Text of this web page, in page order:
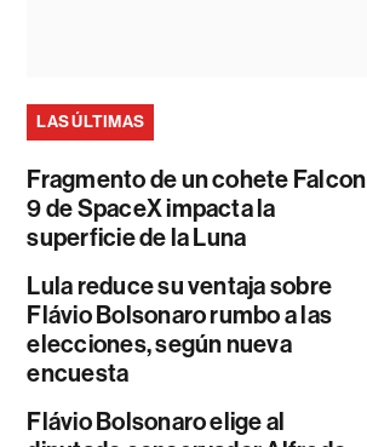
LAS ÚLTIMAS
Fragmento de un cohete Falcon
9 de SpaceX impacta la
superficie de la Luna
Lula reduce su ventaja sobre
Flávio Bolsonaro rumbo a las
elecciones, según nueva
encuesta
Flávio Bolsonaro elige al